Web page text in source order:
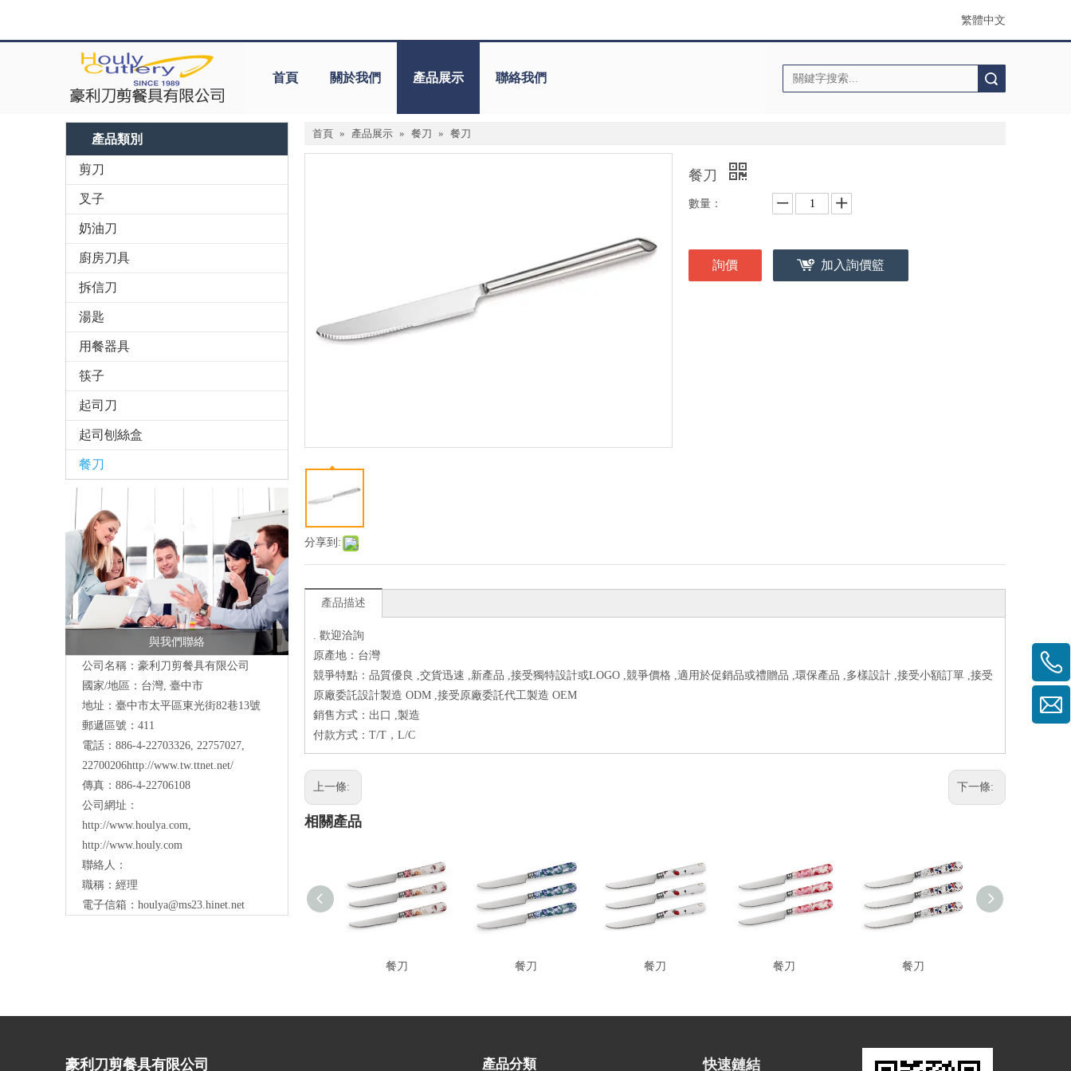
繁體中文
首頁 關於我們 產品展示 聯絡我們
產品類別
剪刀
叉子
奶油刀
廚房刀具
拆信刀
湯匙
用餐器具
筷子
起司刀
起司刨絲盒
餐刀
與我們聯絡
公司名稱：豪利刀剪餐具有限公司
國家/地區：台灣, 臺中市
地址： 臺中市太平區東光街82巷13號
郵遞區號：411
電話：886-4-22703326, 22757027,
22700206http://www.tw.ttnet.net/
傳真：886-4-22706108
公司網址：
http://www.houlya.com,
http://www.houly.com
聯絡人：
職稱：經理
電子信箱： houlya@ms23.hinet.net
首頁 » 產品展示 » 餐刀 » 餐刀
分享到:
餐刀
數量：
詢價 加入詢價籃
產品描述
. 歡迎洽詢
原產地：台灣
競爭特點：品質優良 ,交貨迅速 ,新產品 ,接受獨特設計或LOGO ,競爭價格 ,適用於促銷品或禮贈品 ,環保產品 ,多樣設計 ,接受小額訂單 ,接受
原廠委託設計製造 ODM ,接受原廠委託代工製造 OEM
銷售方式：出口 ,製造
付款方式：T/T，L/C
上一條: 下一條:
相關產品
餐刀 餐刀 餐刀 餐刀 餐刀
豪利刀剪餐具有限公司 產品分類 快速鏈結